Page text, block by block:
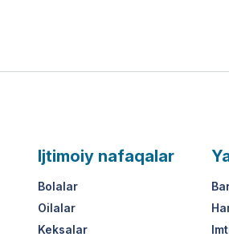
Ijtimoiy nafaqalar
Bolalar
Oilalar
Keksalar